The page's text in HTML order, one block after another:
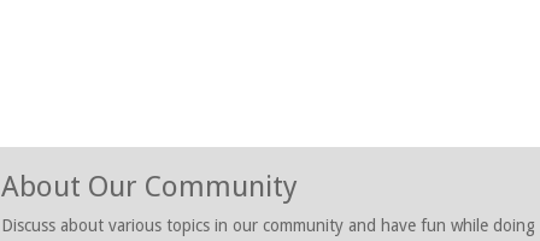
About Our Community
Discuss about various topics in our community and have fun while doing